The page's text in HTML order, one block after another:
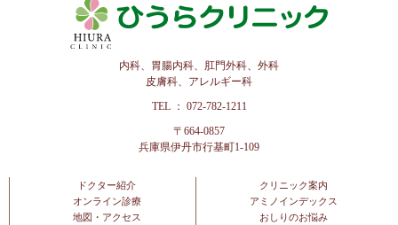
内科、胃腸内科、肛門外科、外科
皮膚科、アレルギー科
TEL ： 072-782-1211
〒664-0857
兵庫県伊丹市行基町1-109
ドクター紹介
クリニック案内
オンライン診療
アミノインデックス
地図・アクセス
おしりのお悩み